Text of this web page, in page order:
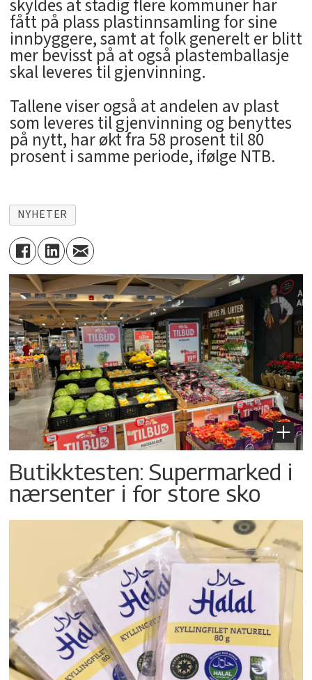
skyldes at stadig flere kommuner har
fått på plass plastinnsamling for sine
innbyggere, samt at folk generelt er blitt
mer bevisst på at også plastemballasje
skal leveres til gjenvinning.
Tallene viser også at andelen av plast
som leveres til gjenvinning og benyttes
på nytt, har økt fra 58 prosent til 80
prosent i samme periode, ifølge NTB.
NYHETER
Butikktesten: Supermarked i
nærsenter i for store sko